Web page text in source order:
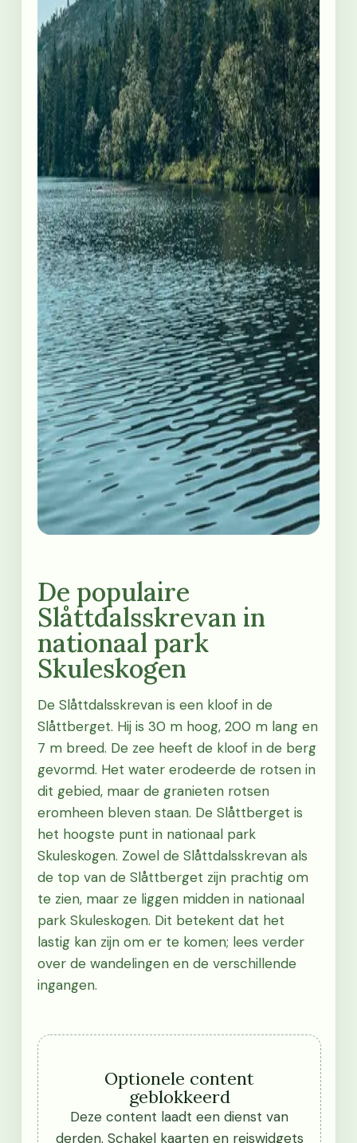
De populaire
Slåttdalsskrevan in
nationaal park
Skuleskogen
De Slåttdalsskrevan is een kloof in de
Slåttberget. Hij is 30 m hoog, 200 m lang en
7 m breed. De zee heeft de kloof in de berg
gevormd. Het water erodeerde de rotsen in
dit gebied, maar de granieten rotsen
eromheen bleven staan. De Slåttberget is
het hoogste punt in nationaal park
Skuleskogen. Zowel de Slåttdalsskrevan als
de top van de Slåttberget zijn prachtig om
te zien, maar ze liggen midden in nationaal
park Skuleskogen. Dit betekent dat het
lastig kan zijn om er te komen; lees verder
over de wandelingen en de verschillende
ingangen.
Optionele content
geblokkeerd
Deze content laadt een dienst van
derden. Schakel kaarten en reiswidgets